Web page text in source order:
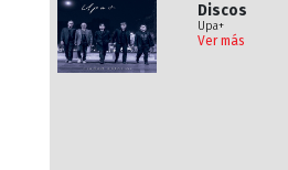
Discos
Upa+
Ver más